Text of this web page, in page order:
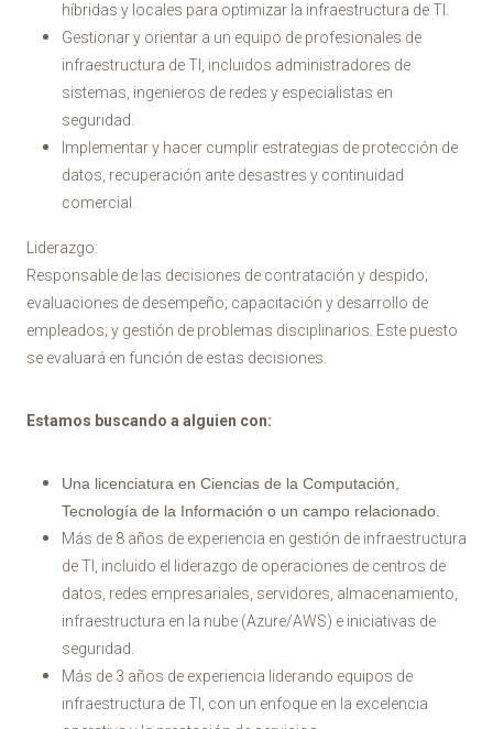
híbridas y locales para optimizar la infraestructura de TI.
Gestionar y orientar a un equipo de profesionales de
infraestructura de TI, incluidos administradores de
sistemas, ingenieros de redes y especialistas en
seguridad.
Implementar y hacer cumplir estrategias de protección de
datos, recuperación ante desastres y continuidad
comercial.
Liderazgo:
Responsable de las decisiones de contratación y despido;
evaluaciones de desempeño; capacitación y desarrollo de
empleados; y gestión de problemas disciplinarios. Este puesto
se evaluará en función de estas decisiones.
Estamos buscando a alguien con:
Una licenciatura en Ciencias de la Computación,
Tecnología de la Información o un campo relacionado.
Más de 8 años de experiencia en gestión de infraestructura
de TI, incluido el liderazgo de operaciones de centros de
datos, redes empresariales, servidores, almacenamiento,
infraestructura en la nube (Azure/AWS) e iniciativas de
seguridad.
Más de 3 años de experiencia liderando equipos de
infraestructura de TI, con un enfoque en la excelencia